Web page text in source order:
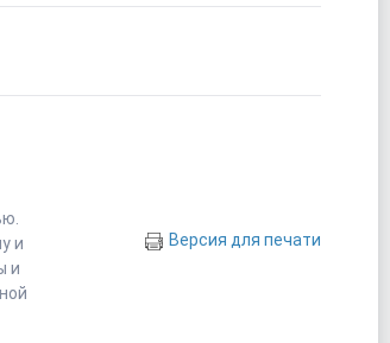
и
и
Версия для печати